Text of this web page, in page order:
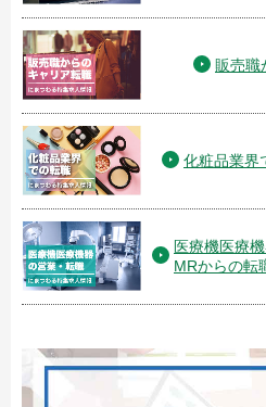
販売職
化粧品業界
医療機医療
MRからの転